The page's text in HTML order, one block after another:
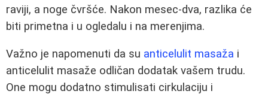
raviji, a noge čvršće. Nakon mesec-dva, razlika će
biti primetna i u ogledalu i na merenjima.
Važno je napomenuti da su anticelulit masaža i
anticelulit masaže odličan dodatak vašem trudu.
One mogu dodatno stimulisati cirkulaciju i